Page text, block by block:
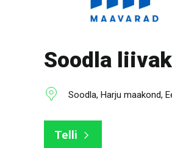
Soodla
Soodla, Harju maakond,
Telli